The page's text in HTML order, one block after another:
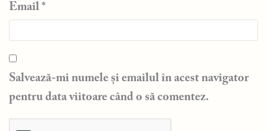
Email *
Salvează-mi numele și emailul în acest navigator
pentru data viitoare când o să comentez.